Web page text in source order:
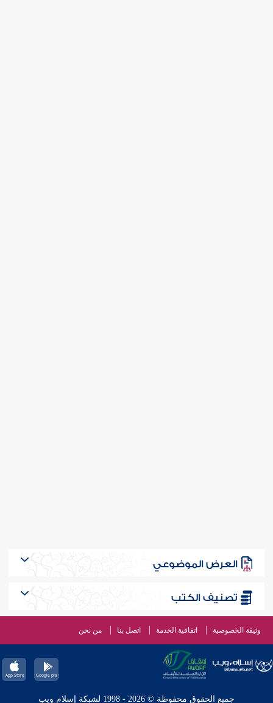
العرض الموضوعي
تصنيف الكتب
وثيقة الخصوصية اتفاقية الخدمة اتصل بنا من نحن
جميع الحقوق محفوظة © 2026 - 1998 لشبكة إسلام ويب